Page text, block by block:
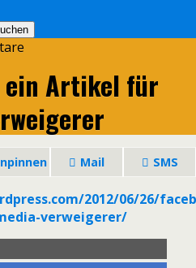
ein Artikel für
Mail SMS
2012/06/26/
verweigerer/